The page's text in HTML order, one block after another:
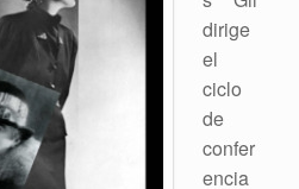
dirige
el
ciclo
de
confer
encia